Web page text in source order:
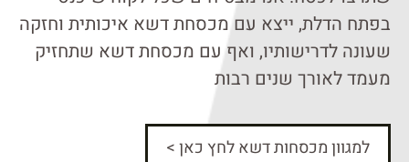
בפתח הדלת, ייצא עם מכסחת דשא איכותית וחזקה
שעונה לדרישותיו, ואף עם מכסחת דשא שתחזיק
מעמד לאורך שנים רבות
למגוון מכסחות דשא לחץ כאן >